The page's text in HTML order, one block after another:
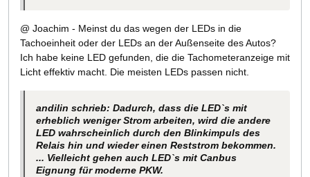
@ Joachim - Meinst du das wegen der LEDs in die
Tachoeinheit oder der LEDs an der Außenseite des Autos?
Ich habe keine LED gefunden, die die Tachometeranzeige mit
Licht effektiv macht. Die meisten LEDs passen nicht.
andilin schrieb: Dadurch, dass die LED`s mit
erheblich weniger Strom arbeiten, wird die andere
LED wahrscheinlich durch den Blinkimpuls des
Relais hin und wieder einen Reststrom bekommen.
... Vielleicht gehen auch LED`s mit Canbus
Eignung für moderne PKW.